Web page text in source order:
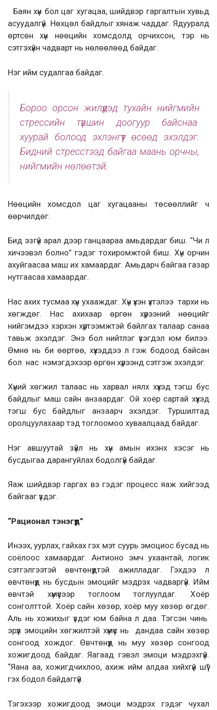
Баян хүн бол цаг хугацаа, шийдвэр гаргалтын хувьд
асуудалгүй. Нөхцөл байдлыг хянаж чаддаг. Ядууралд
өртсөн хүн нөөцийн хомсдолд орчихсон, тэр нь
сэтгэхүйн чадварт нь нөлөөлөөд байдаг.
Нэг ийм судалгаа байдаг.
Бороо орсон жилүүдэд тухайн нийгмийн
стрессийн түвшин доогуур байснаа
хуурай болоод эхлэнгүүт өсөөд эхэлдэг.
Бидний стресстээд байгаа маань орчны,
нийгмийн нөлөөтэй.
Нөөцийн хомсдол цаг хугацааны төсөөллийг ч
өөрчилдөг.
Бид эзгүй арал дээр ганцаараа амьдардаг биш. “Чи л
хичээвэл болно” гэдэг тохиромжтой биш. Хүн орчин
ахуйгаасаа маш их хамаардаг. Амьдарч байгаа газар
нутгаасаа хамаардаг.
Нас ахих тусмаа хүн ухааждаг. Хүн үхэн үхтэлээ тархи нь
хөгждөг. Нас ахихаар өргөн хүрээний нөөцийг
нийгэмдээ хэрхэн хүртээмжтэй байлгах талаар санаа
тавьж эхэлдэг. Энэ бол нийтлэг үзэгдэл юм билээ.
Өмнө нь би өөртөө, хүүхэддээ л гэж бодоод байсан
бол нас нэмэгдэхээр өргөн хүрээнд сэтгэж эхэлдэг.
Хүний хөгжил талаас нь харвал нялх хүүхэд тэгш бус
байдлыг маш сайн анзаардаг. Ой хоёр сартай хүүхэд
тэгш бус байдлыг анзаарч эхэлдэг. Туршилтад
оролцуулахаар тэд тоглоомоо хуваалцаад байдаг.
Нэг авшуутай зүйл нь хүн амын ихэнх хэсэг нь
бусдыгаа дарангуйлах бодолгүй байдаг.
Яаж шийдвэр гаргах вэ гэдэг процесс яаж хийгээд
байгааг үздэг.
“Рационал тэнэгүүд”
Инээх, уурлах, гайхах гэх мэт суурь эмоциос бусад нь
соёлоос хамаардаг. Антионо эмч ухаантай, логик
сэтгэлгээтэй өвчтөнүүдтэй ажилладаг. Гэхдээ л
өвчтөнүүд нь бусдын эмоцийг мэдрэх чадваргүй. Ийм
өвчтэй хүмүүсээр тоглоом тоглуулдаг. Хоёр
сонголттой. Хоёр сайн хөзөр, хоёр муу хөзөр өгдөг.
Аль нь хожихыг үздэг юм байна л даа. Тэгсэн чинь
эрүүл эмоцийн хөгжилтэй хүмүүс нь дандаа сайн хөзөр
сонгоод хождог. Өвчтөнүүд нь муу хөзөр сонгоод
хожигдоод байдаг. Яагаад гэвэл эмоци мэдрэхгүй.
“Яана аа, хожигдчихлоо, ахиж ийм алдаа хийхгүй шүү”
гэх бодол байдаггүй.
Тэгэхээр хожигдоод эмоци мэдрэх гэдэг чухал